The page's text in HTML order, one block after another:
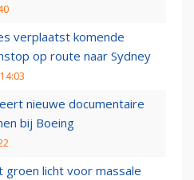
verplaatst komende
op route naar Sydney
nieuwe documentaire
bij Boeing
groen licht voor massale